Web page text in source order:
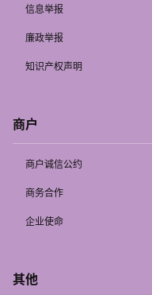
信息举报
廉政举报
知识产权声明
商户
商户诚信公约
商务合作
企业使命
其他